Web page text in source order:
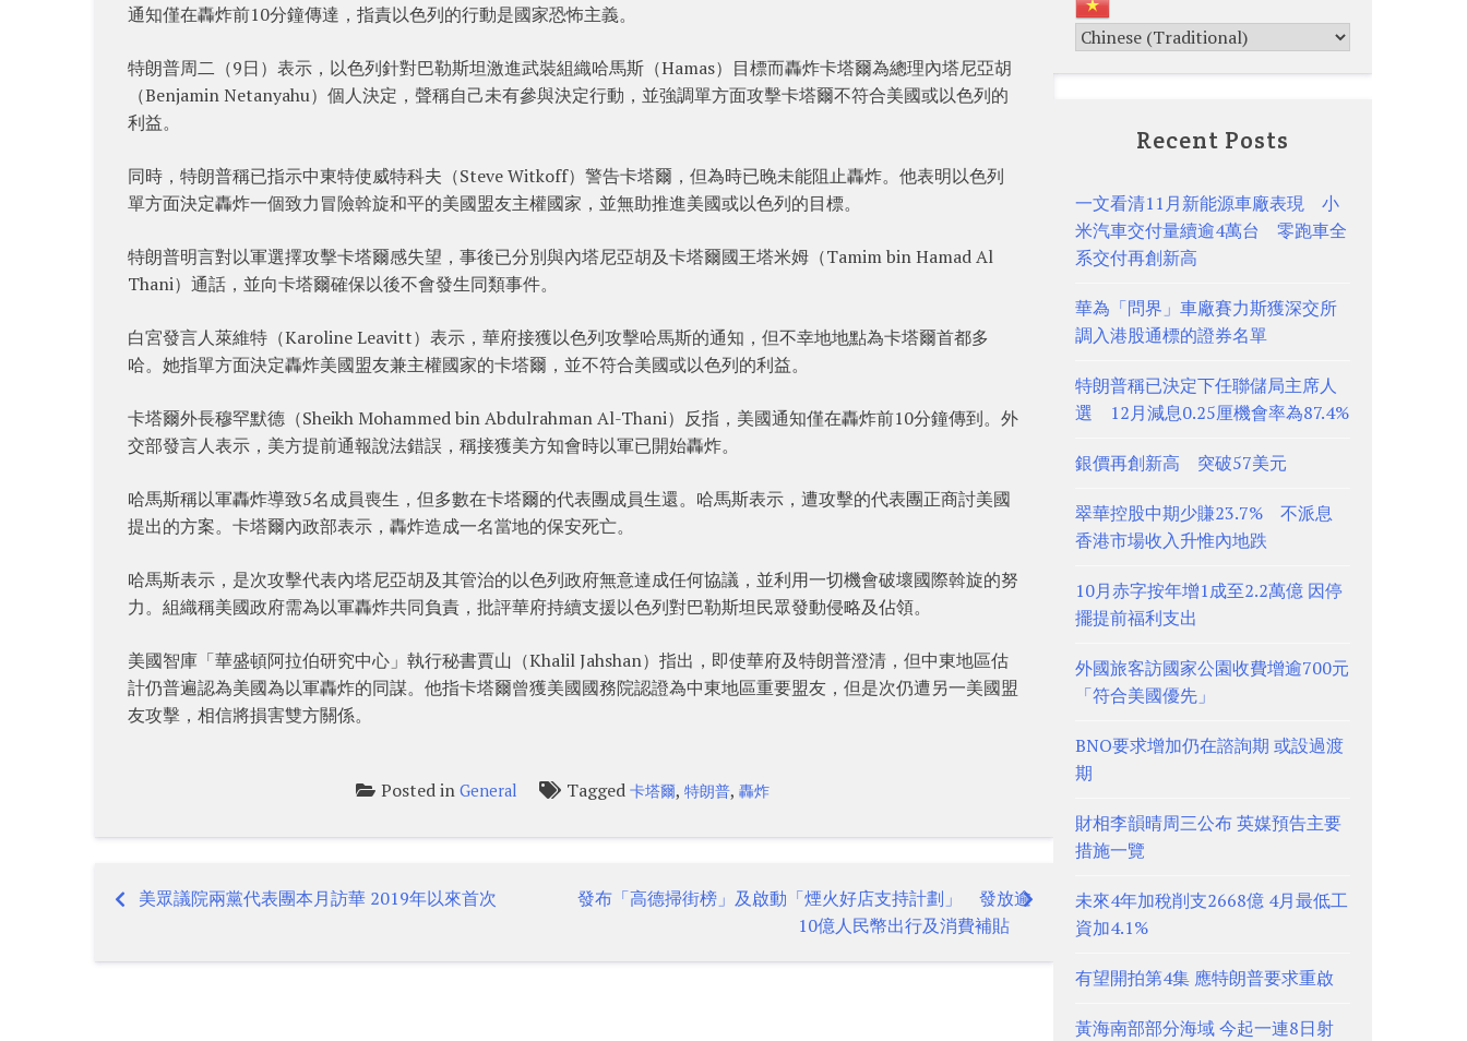
通知僅在轟炸前10分鐘傳達，指責以色列的行動是國家恐怖主義。
特朗普周二（9日）表示，以色列針對巴勒斯坦激進武裝組織哈馬斯（Hamas）目標而轟炸卡塔爾為總理內塔尼亞胡
（Benjamin Netanyahu）個人決定，聲稱自己未有參與決定行動，並強調單方面攻擊卡塔爾不符合美國或以色列的
利益。
同時，特朗普稱已指示中東特使威特科夫（Steve Witkoff）警告卡塔爾，但為時已晚未能阻止轟炸。他表明以色列
單方面決定轟炸一個致力冒險斡旋和平的美國盟友主權國家，並無助推進美國或以色列的目標。
特朗普明言對以軍選擇攻擊卡塔爾感失望，事後已分別與內塔尼亞胡及卡塔爾國王塔米姆（Tamim bin Hamad Al
Thani）通話，並向卡塔爾確保以後不會發生同類事件。
白宮發言人萊維特（Karoline Leavitt）表示，華府接獲以色列攻擊哈馬斯的通知，但不幸地地點為卡塔爾首都多
哈。她指單方面決定轟炸美國盟友兼主權國家的卡塔爾，並不符合美國或以色列的利益。
卡塔爾外長穆罕默德（Sheikh Mohammed bin Abdulrahman Al-Thani）反指，美國通知僅在轟炸前10分鐘傳到。外
交部發言人表示，美方提前通報說法錯誤，稱接獲美方知會時以軍已開始轟炸。
哈馬斯稱以軍轟炸導致5名成員喪生，但多數在卡塔爾的代表團成員生還。哈馬斯表示，遭攻擊的代表團正商討美國
提出的方案。卡塔爾內政部表示，轟炸造成一名當地的保安死亡。
哈馬斯表示，是次攻擊代表內塔尼亞胡及其管治的以色列政府無意達成任何協議，並利用一切機會破壞國際斡旋的努
力。組織稱美國政府需為以軍轟炸共同負責，批評華府持續支援以色列對巴勒斯坦民眾發動侵略及佔領。
美國智庫「華盛頓阿拉伯研究中心」執行秘書賈山（Khalil Jahshan）指出，即使華府及特朗普澄清，但中東地區估
計仍普遍認為美國為以軍轟炸的同謀。他指卡塔爾曾獲美國國務院認證為中東地區重要盟友，但是次仍遭另一美國盟
友攻擊，相信將損害雙方關係。
Posted inGeneral Tagged卡塔爾,特朗普,轟炸
Post
navigation
美眾議院兩黨代表團本月訪華 2019年以來首次
發布「高德掃街榜」及啟動「煙火好店支持計劃」 發放逾
10億人民幣出行及消費補貼
Recent Posts
一文看清11月新能源車廠表現 小
米汽車交付量續逾4萬台 零跑車全
系交付再創新高
華為「問界」車廠賽力斯獲深交所
調入港股通標的證券名單
特朗普稱已決定下任聯儲局主席人
選 12月減息0.25厘機會率為87.4%
銀價再創新高 突破57美元
翠華控股中期少賺23.7% 不派息
香港市場收入升惟內地跌
10月赤字按年增1成至2.2萬億 因停
擺提前福利支出
外國旅客訪國家公園收費增逾700元
「符合美國優先」
BNO要求增加仍在諮詢期 或設過渡
期
財相李韻晴周三公布 英媒預告主要
措施一覽
未來4年加稅削支2668億 4月最低工
資加4.1%
有望開拍第4集 應特朗普要求重啟
黃海南部部分海域 今起一連8日射